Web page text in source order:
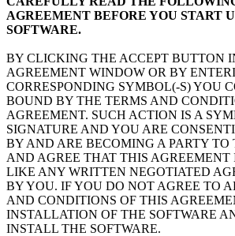
AGREEMENT BEFORE YOU START
SOFTWARE.
BY CLICKING THE ACCEPT BUTTON
AGREEMENT WINDOW OR BY
CORRESPONDING SYMBOL(-S) YOU
BOUND BY THE TERMS AND
AGREEMENT. SUCH ACTION IS A
SIGNATURE AND YOU ARE
BY AND ARE BECOMING A PARTY TO
AND AGREE THAT THIS AGREEMENT
LIKE ANY WRITTEN NEGOTIATED
BY YOU. IF YOU DO NOT AGREE TO
AND CONDITIONS OF THIS
INSTALLATION OF THE SOFTWARE
INSTALL THE SOFTWARE.